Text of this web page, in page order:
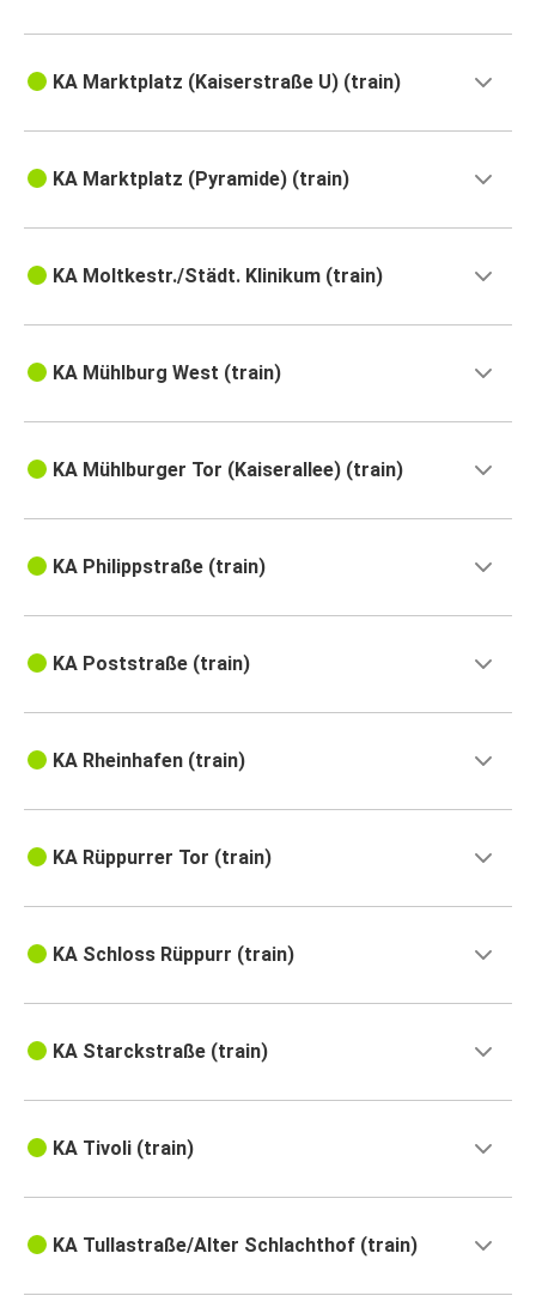
KA Marktplatz (Kaiserstraße U) (train)
KA Marktplatz (Pyramide) (train)
KA Moltkestr./Städt. Klinikum (train)
KA Mühlburg West (train)
KA Mühlburger Tor (Kaiserallee) (train)
KA Philippstraße (train)
KA Poststraße (train)
KA Rheinhafen (train)
KA Rüppurrer Tor (train)
KA Schloss Rüppurr (train)
KA Starckstraße (train)
KA Tivoli (train)
KA Tullastraße/Alter Schlachthof (train)